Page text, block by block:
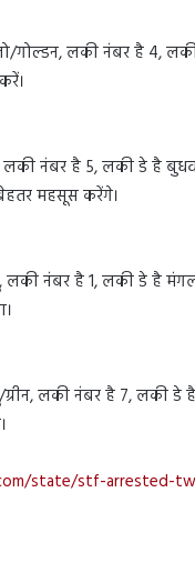
गोल्डन, लकी नंबर है 4,
नंबर है 5, लकी डे है
महसूस करेंगे।
नंबर है 1, लकी डे है
लकी नंबर है 7, लकी डे
state/stf-arrested-